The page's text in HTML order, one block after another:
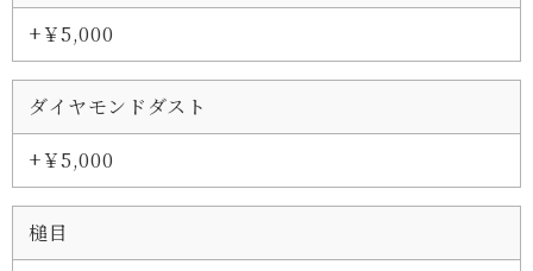
+￥5,000
ダイヤモンドダスト
+￥5,000
槌目